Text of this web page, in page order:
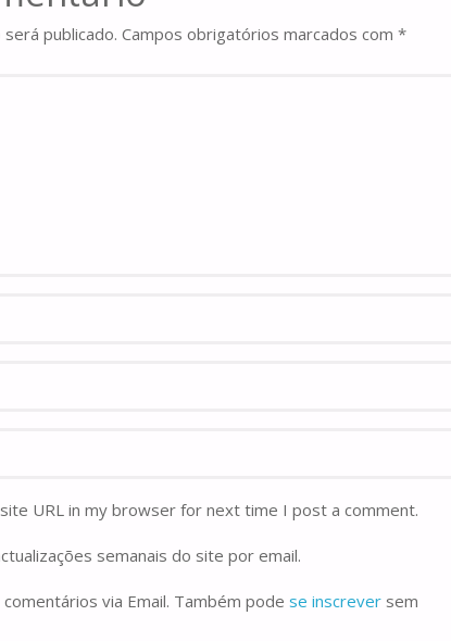
publicado. Campos obrigatórios marcados com *
URL in my browser for next time I post a comment.
semanais do site por email.
via Email. Também pode se inscrever sem